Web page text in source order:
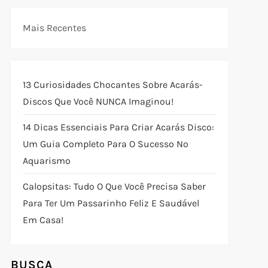
Mais Recentes
13 Curiosidades Chocantes Sobre Acarás-
Discos Que Você NUNCA Imaginou!
14 Dicas Essenciais Para Criar Acarás Disco:
Um Guia Completo Para O Sucesso No
Aquarismo
Calopsitas: Tudo O Que Você Precisa Saber
Para Ter Um Passarinho Feliz E Saudável
Em Casa!
BUSCA